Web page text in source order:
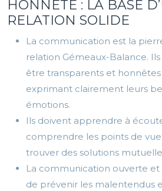
HONNÊTE : LA BASE
RELATION SOLIDE
La communication est la
relation Gémeaux-Balance.
être transparents et honnêtes
exprimant clairement leurs
émotions.
Ils doivent apprendre à
comprendre les points de vue
trouver des solutions
La communication ouverte
de prévenir les malentendus